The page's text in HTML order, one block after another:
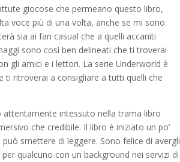
giocose che permeano questo libro,
voce più di una volta, anche se mi sono
sia ai fan casual che a quelli accaniti
sono così ben delineati che ti troverai
gli amici e i lettori. La serie Underworld è
ti ritroverai a consigliare a tutti quelli che
intessuto nella trama libro
che credibile. Il libro è iniziato un po’
smettere di leggere. Sono felice di avergli
qualcuno con un background nei servizi di